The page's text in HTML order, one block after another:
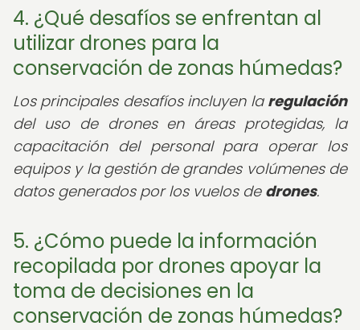
4. ¿Qué desafíos se enfrentan al
utilizar drones para la
conservación de zonas húmedas?
Los principales desafíos incluyen la regulación
del uso de drones en áreas protegidas, la
capacitación del personal para operar los
equipos y la gestión de grandes volúmenes de
datos generados por los vuelos de drones.
5. ¿Cómo puede la información
recopilada por drones apoyar la
toma de decisiones en la
conservación de zonas húmedas?